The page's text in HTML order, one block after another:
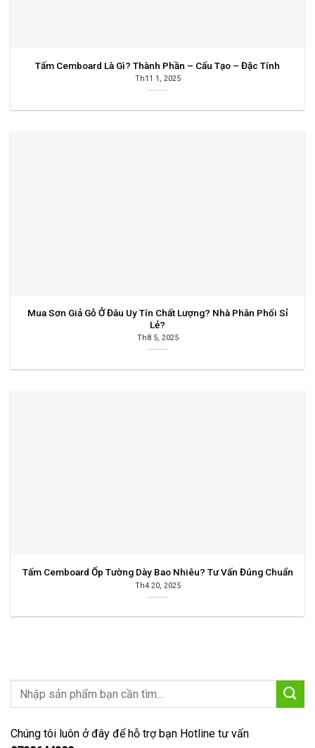
Tấm Cemboard Là Gì? Thành Phần – Cấu Tạo – Đặc Tính
Th11 1, 2025
Mua Sơn Giả Gỗ Ở Đâu Uy Tín Chất Lượng? Nhà Phân Phối Sỉ
Lẻ?
Th8 5, 2025
Tấm Cemboard Ốp Tường Dày Bao Nhiêu? Tư Vấn Đúng Chuẩn
Th4 20, 2025
Chúng tôi luôn ở đây để hỗ trợ bạn Hotline tư vấn